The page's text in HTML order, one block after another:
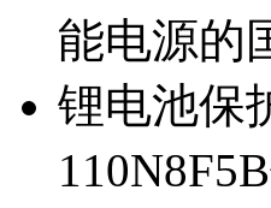
能电源的
锂电池保